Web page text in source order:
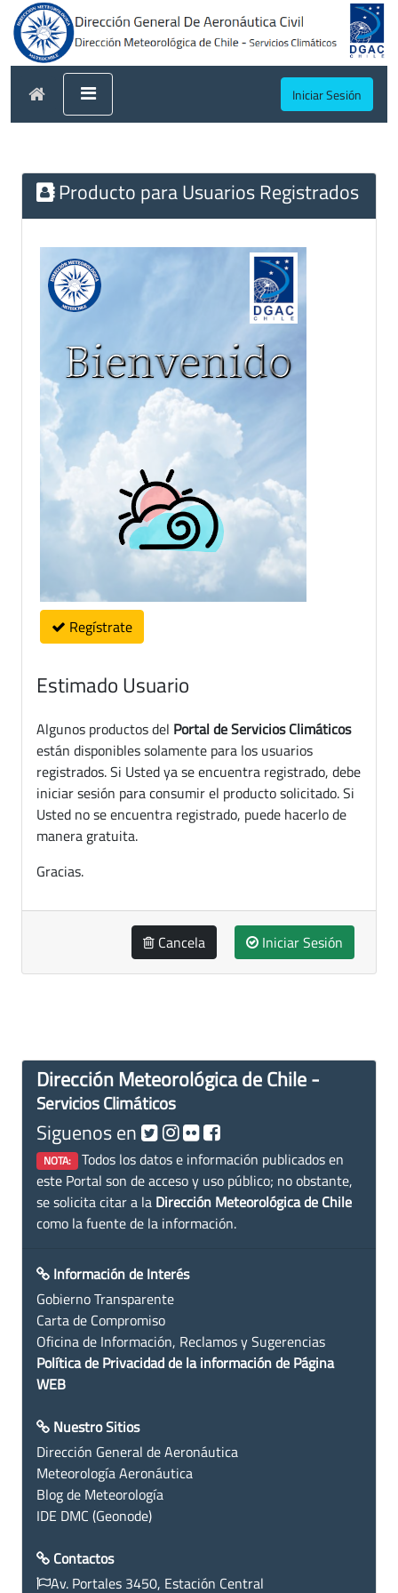
Iniciar Sesión
Producto para Usuarios Registrados
Regístrate
Estimado Usuario
Algunos productos del Portal de Servicios Climáticos
están disponibles solamente para los usuarios
registrados. Si Usted ya se encuentra registrado, debe
iniciar sesión para consumir el producto solicitado. Si
Usted no se encuentra registrado, puede hacerlo de
manera gratuita.
Gracias.
Cancela Iniciar Sesión
Dirección Meteorológica de Chile -
Servicios Climáticos
Siguenos en
NOTA: Todos los datos e información publicados en
este Portal son de acceso y uso público; no obstante,
se solicita citar a la Dirección Meteorológica de Chile
como la fuente de la información.
Información de Interés
Gobierno Transparente
Carta de Compromiso
Oficina de Información, Reclamos y Sugerencias
Política de Privacidad de la información de Página
WEB
Nuestro Sitios
Dirección General de Aeronáutica
Meteorología Aeronáutica
Blog de Meteorología
IDE DMC (Geonode)
Contactos
Av. Portales 3450, Estación Central